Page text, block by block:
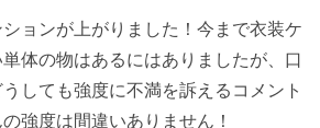
ョンが上がりました！今まで衣装ケ
体の物はあるにはありましたが、口
しても強度に不満を訴えるコメント
強度は間違いありません！